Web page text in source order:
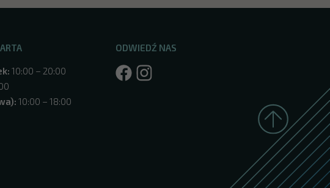
10:00 – 20:00
10:00 – 18:00
ODWIEDŹ NAS